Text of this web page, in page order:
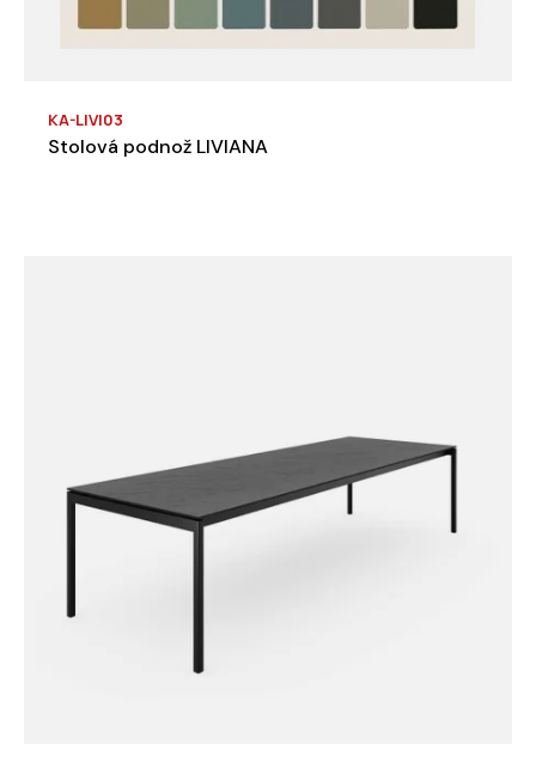
KA-LIVI03
Stolová podnož LIVIANA